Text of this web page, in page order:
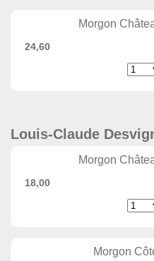
Morgon
24,60
Louis-Claude
Morgon
18,00
Morgon